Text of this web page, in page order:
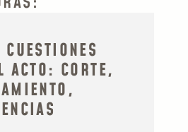
ACTO: CORTE,